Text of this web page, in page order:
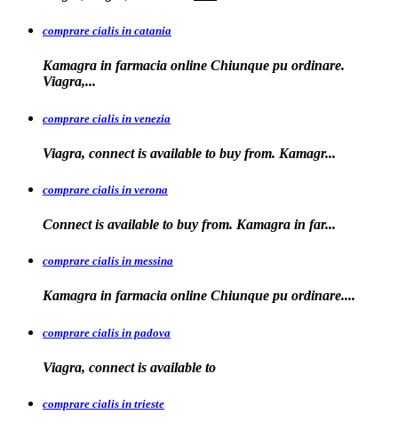
comprare cialis in catania
Kamagra in farmacia online Chiunque pu ordinare.
Viagra,...
comprare cialis in venezia
Viagra, connect is available to buy from. Kamagr...
comprare cialis in verona
Connect is available to buy from. Kamagra in far...
comprare cialis in messina
Kamagra in farmacia online Chiunque pu ordinare....
comprare cialis in padova
Viagra, connect is available to
comprare cialis in trieste